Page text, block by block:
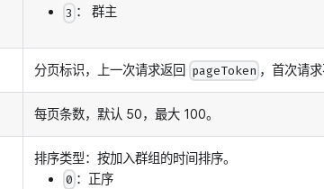
3 ： 群主
分页标识，上一次请求返回 pageToken ，首次请
每页条数，默认 50，最大 100。
排序类型：按加入群组的时间排序。
0 ：正序